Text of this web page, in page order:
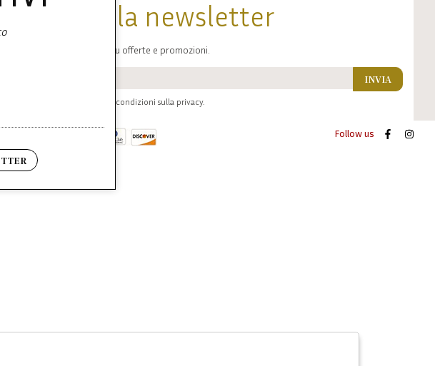
Iscriviti alla newsletter
Sarai sempre aggiornato su offerte e promozioni.
ho letto ed accettato le condizioni sulla privacy.
INVIA
Follow us